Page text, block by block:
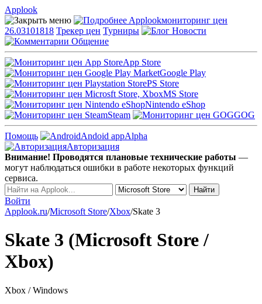
Applook
Applookмониторинг цен
26.03101818 Трекер цен Турниры
Новости
Общение
App Store
Google Play
PS Store
MS Store
Nintendo eShop
Steam
GOG
Помощь Andoid appAlpha
Авторизация
Внимание! Проводятся плановые технические работы —
могут наблюдаться ошибки в работе некоторых функций
сервиса.
Войти
Applook.ru/Microsoft Store/Xbox/Skate 3
Skate 3 (Microsoft Store /
Xbox)
Xbox / Windows